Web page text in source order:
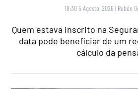
18:30 5 Agosto, 2026 | Rubén
Quem estava inscrito na
data pode beneficiar de um
cálculo da